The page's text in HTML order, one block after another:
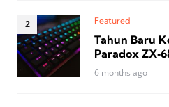
Featured
Tahun Baru
Paradox
6 months ago